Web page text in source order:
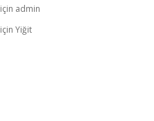
için admin
için Yiğit